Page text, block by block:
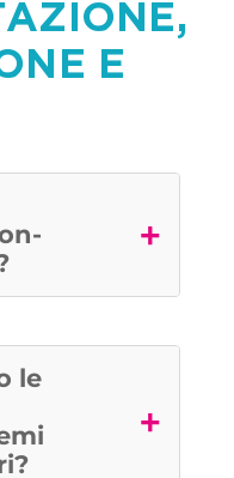
E
+
le
+